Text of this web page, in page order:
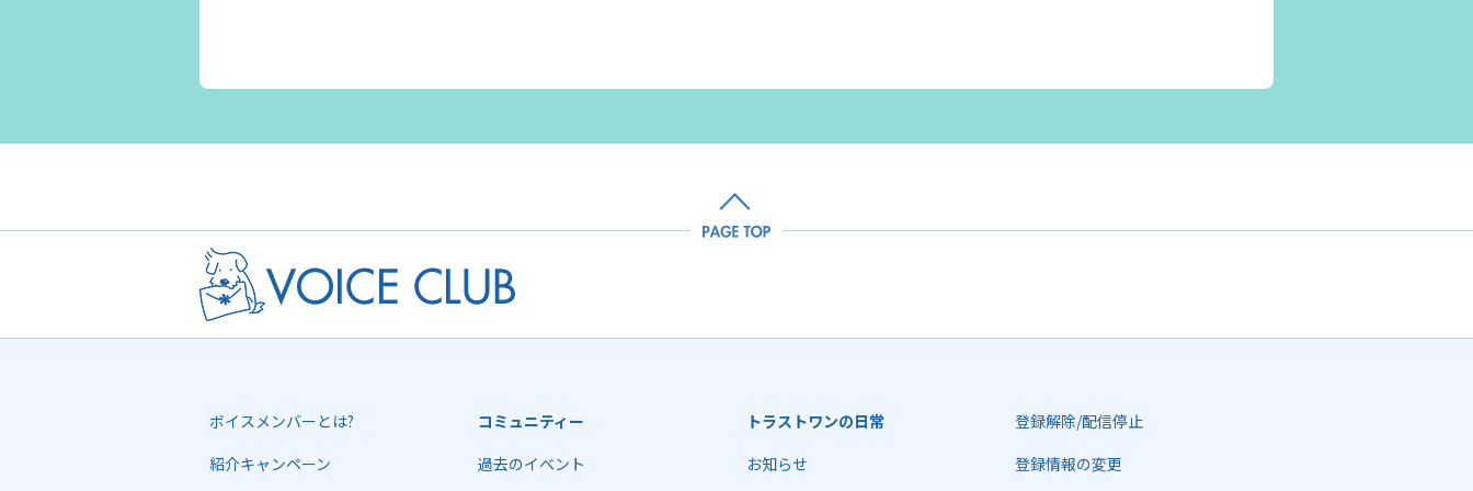
ボイスメンバーとは?
紹介キャンペーン
コミュニティー
過去のイベント
トラストワンの日常
お知らせ
登録解除/配信停止
登録情報の変更